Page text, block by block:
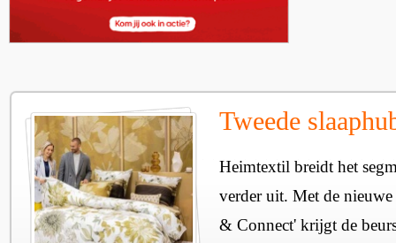
Tweede
Heimtextil breidt het
verder uit. Met de
& Connect' krijgt de